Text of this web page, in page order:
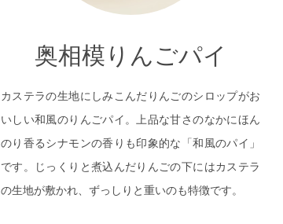
奥相模りんごパイ
カステラの生地にしみこんだりんごのシロップがお
いしい和風のりんごパイ。上品な甘さのなかにほん
のり香るシナモンの香りも印象的な「和風のパイ」
です。じっくりと煮込んだりんごの下にはカステラ
の生地が敷かれ、ずっしりと重いのも特徴です。